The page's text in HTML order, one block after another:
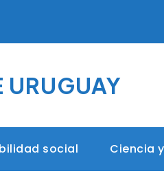
URUGUAY
social Ciencia